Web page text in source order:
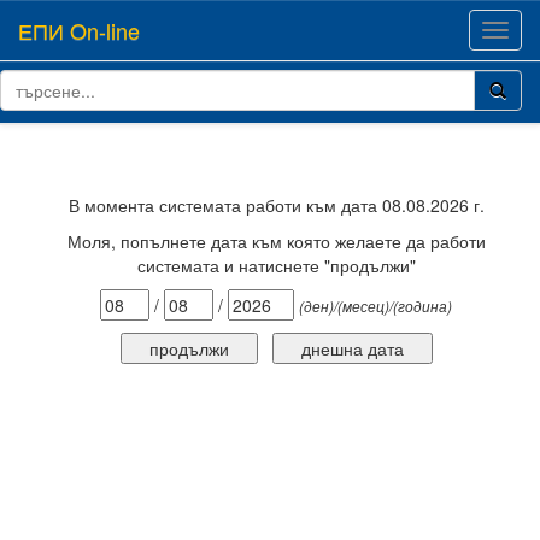
ЕПИ On-line
В момента системата работи към дата 08.08.2026 г.
Моля, попълнете дата към която желаете да работи
системата и натиснете "продължи"
/
/ (ден)/(месец)/(година)